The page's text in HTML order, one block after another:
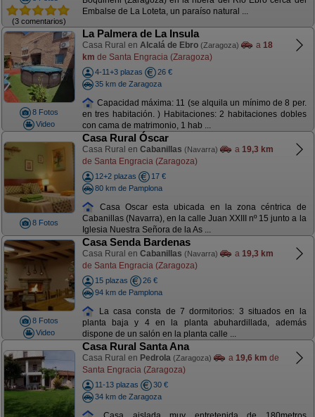
(3 comentarios)
Embalse de La Loteta, un paraíso natural ...
8 Fotos
Video
La Palmera de La Insula
Casa Rural en Alcalá de Ebro (Zaragoza) a 18
km de Santa Engracia (Zaragoza)
4-11+3 plazas
26 €
35 km de Zaragoza
Capacidad máxima: 11 (se alquila un mínimo de 8 per.
en tres habitación. ) Habitaciones: 2 habitaciones dobles
con cama de matrimonio, 1 hab ...
8 Fotos
Casa Rural Óscar
Casa Rural en Cabanillas (Navarra) a 19,3 km
de Santa Engracia (Zaragoza)
12+2 plazas
17 €
80 km de Pamplona
Casa Oscar esta ubicada en la zona céntrica de
Cabanillas (Navarra), en la calle Juan XXIII nº 15 junto a la
Iglesia Nuestra Señora de la As ...
8 Fotos
Video
Casa Senda Bardenas
Casa Rural en Cabanillas (Navarra) a 19,3 km
de Santa Engracia (Zaragoza)
15 plazas
26 €
94 km de Pamplona
La casa consta de 7 dormitorios: 3 situados en la
planta baja y 4 en la planta abuhardillada, además
dispone de un salón en la planta calle ...
Casa Rural Santa Ana
Casa Rural en Pedrola (Zaragoza) a 19,6 km de
Santa Engracia (Zaragoza)
11-13 plazas
30 €
34 km de Zaragoza